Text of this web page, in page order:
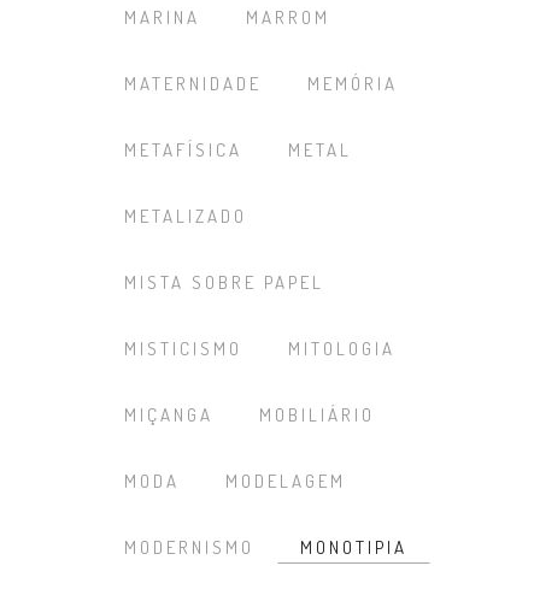
MARINA MARROM
MATERNIDADE MEMÓRIA
METAFÍSICA METAL
METALIZADO
MISTA SOBRE PAPEL
MISTICISMO MITOLOGIA
MIÇANGA MOBILIÁRIO
MODA MODELAGEM
MODERNISMO MONOTIPIA